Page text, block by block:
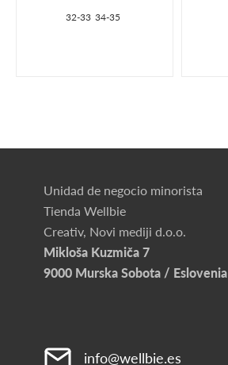
32-33 34-35
Unidad de negocio minorista
Tienda Wellbie
Creativ, Novi mediji d.o.o.
Mikloša Kuzmiča 7
9000 Murska Sobota / Eslovenia
info@wellbie.es